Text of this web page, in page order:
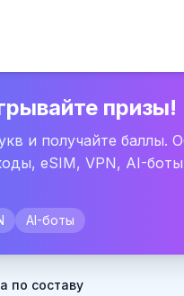
призы!
и получайте баллы.
eSIM, VPN, AI-
AI-боты
по составу